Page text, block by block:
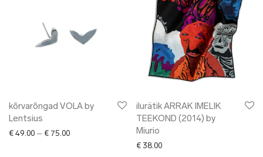
kõrvarõngad VOLA by
Lentsius
€ 49.00 – € 75.00Price range: € 49.00 through € 75.00
ilurätik ARRAK IMELIK
TEEKOND (2014) by
Miurio
€ 38.00